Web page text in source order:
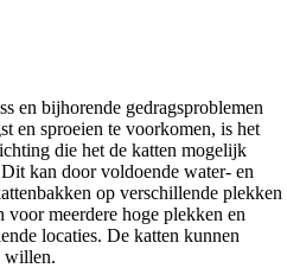
en bijhorende gedragsproblemen
en sproeien te voorkomen, is het
die het de katten mogelijk
kan door voldoende water- en
op verschillende plekken
voor meerdere hoge plekken en
locaties. De katten kunnen
willen.